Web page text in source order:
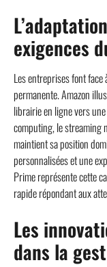
exigences
Les entreprises font
permanente. Amazon
librairie en ligne vers
computing, le streaming
maintient sa position
personnalisées et une
Prime représente cette
rapide répondant aux
Les
dans la